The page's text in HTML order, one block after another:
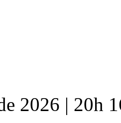
2026 | 20h